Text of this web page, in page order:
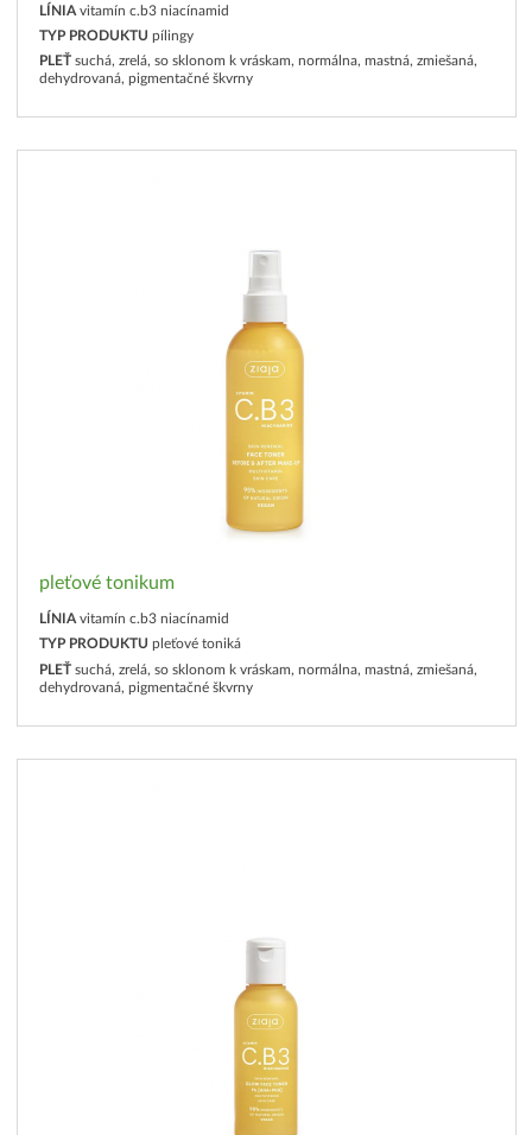
LÍNIA vitamín c.b3 niacínamid
TYP PRODUKTU pílingy
PLEŤ suchá, zrelá, so sklonom k vráskam, normálna, mastná, zmiešaná,
dehydrovaná, pigmentačné škvrny
pleťové tonikum
LÍNIA vitamín c.b3 niacínamid
TYP PRODUKTU pleťové toniká
PLEŤ suchá, zrelá, so sklonom k vráskam, normálna, mastná, zmiešaná,
dehydrovaná, pigmentačné škvrny